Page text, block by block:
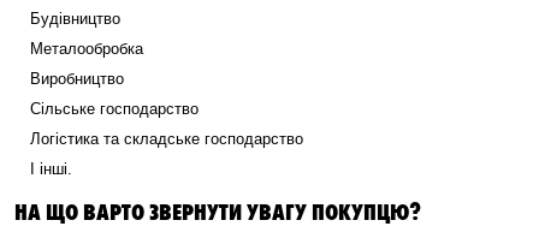
Будівництво
Металообробка
Виробництво
Сільське господарство
Логістика та складське господарство
І інші.
НА ЩО ВАРТО ЗВЕРНУТИ УВАГУ ПОКУПЦЮ?